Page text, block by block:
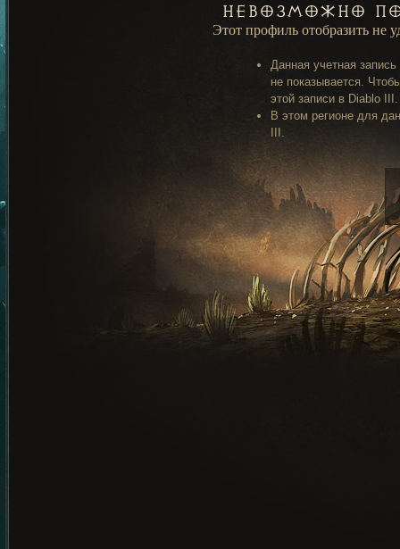
Невозможно
Этот профиль отобразить
Данная учетная
не показывается.
этой записи в Diablo III.
В этом регионе для
III.